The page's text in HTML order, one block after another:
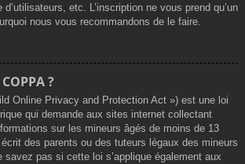
d’utilisateurs, etc. L’inscription ne vous prend qu’un
nous vous recommandons de le faire.
?
Online Privacy and Protection Act ») est une loi
qui demande aux sites internet collectant
sur les mineurs âgés de moins de 13
des parents ou des tuteurs légaux des mineurs
pas si cette loi s’applique également aux